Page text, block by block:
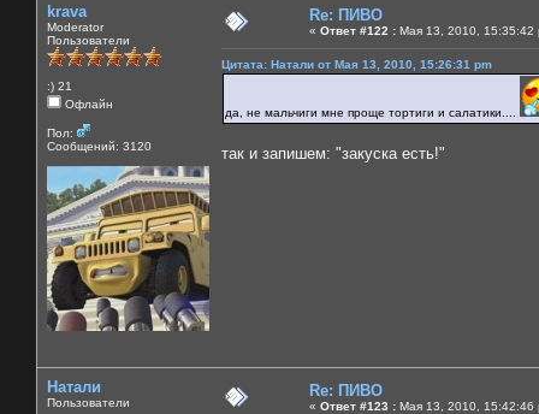
krava
Moderator
Пользователи
:) 21
Офлайн
Пол:
Сообщений: 3120
Re: ПИВО
« Ответ #122 : Мая 13, 2010, 15:35:42
Цитата: Натали от Мая 13, 2010, 15:26:31 pm
да, не мальчиги мне проще тортиги и салатики....
так и запишем: "закуска есть!"
Натали
Пользователи
Re: ПИВО
« Ответ #123 : Мая 13, 2010, 15:42:46